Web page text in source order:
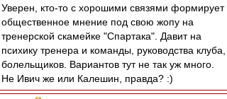
Уверен, кто-то с хорошими связями формирует
общественное мнение под свою жопу на
тренерской скамейке "Спартака". Давит на
психику тренера и команды, руководства клуба,
болельщиков. Вариантов тут не так уж много.
Не Ивич же или Калешин, правда? :)